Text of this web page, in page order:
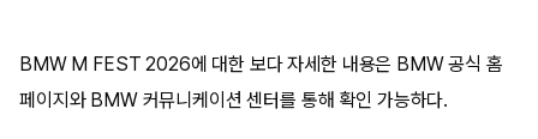
BMW M FEST 2026에 대한 보다 자세한 내용은 BMW 공식 홈
페이지와 BMW 커뮤니케이션 센터를 통해 확인 가능하다.